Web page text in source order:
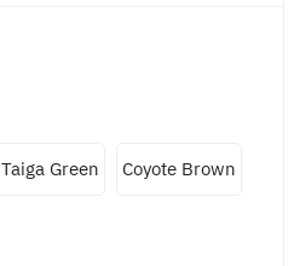
Taiga Green Coyote Brown